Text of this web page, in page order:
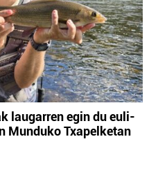
laugarren egin du euli-
Munduko Txapelketan